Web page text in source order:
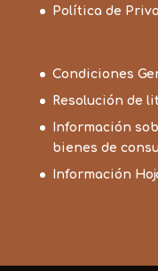
Política de
Condiciones
Resolución de
Información
bienes de
Información